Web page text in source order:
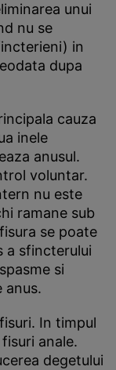
unui
nu se
in
dupa
cauza
inele
anusul.
voluntar.
nu este
ramane sub
se poate
a sfincterului
si
anus.
In timpul
anale.
degetului